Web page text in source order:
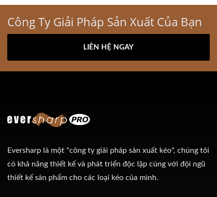
Công Ty Giải Pháp Sản Xuất Của Bạn
LIÊN HỆ NGAY
Eversharp là một "công ty giải pháp sản xuất kéo", chúng tôi
có khả năng thiết kế và phát triển độc lập cùng với đội ngũ
thiết kế sản phẩm cho các loại kéo của mình.